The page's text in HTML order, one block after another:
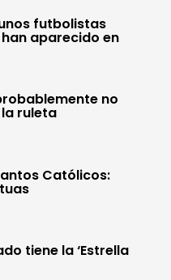
futbolistas
aparecido en
no
ruleta
Católicos:
tiene la ‘Estrella